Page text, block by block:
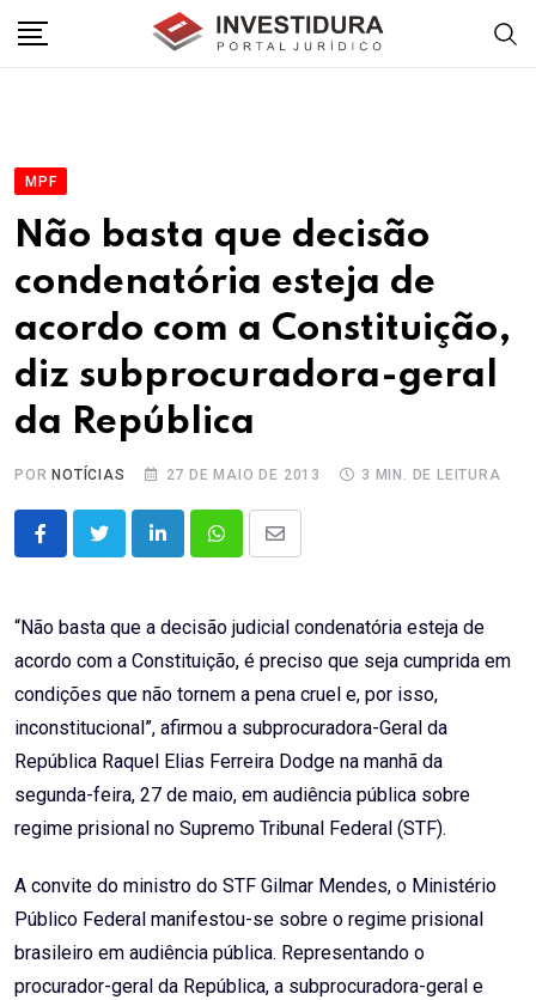
MPF
Não basta que decisão
condenatória esteja de
acordo com a Constituição,
diz subprocuradora-geral
da República
POR NOTÍCIAS 27 DE MAIO DE 2013 3 MIN. DE LEITURA
LinkedInWhatsappShare
Email
“Não basta que a decisão judicial condenatória esteja de
acordo com a Constituição, é preciso que seja cumprida em
condições que não tornem a pena cruel e, por isso,
inconstitucional”, afirmou a subprocuradora-Geral da
República Raquel Elias Ferreira Dodge na manhã da
segunda-feira, 27 de maio, em audiência pública sobre
regime prisional no Supremo Tribunal Federal (STF).
A convite do ministro do STF Gilmar Mendes, o Ministério
Público Federal manifestou-se sobre o regime prisional
brasileiro em audiência pública. Representando o
procurador-geral da República, a subprocuradora-geral e